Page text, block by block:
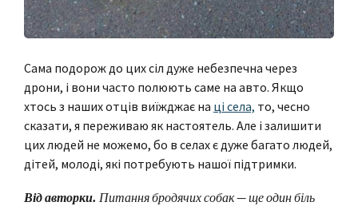
Сама подорож до цих сіл дуже небезпечна через
дрони, і вони часто полюють саме на авто. Якщо
хтось з наших отців виїжджає на ці села, то, чесно
сказати, я переживаю як настоятель. Але і залишити
цих людей не можемо, бо в селах є дуже багато людей,
дітей, молоді, які потребують нашої підтримки.
Від авторки. Питання бродячих собак — ще один біль